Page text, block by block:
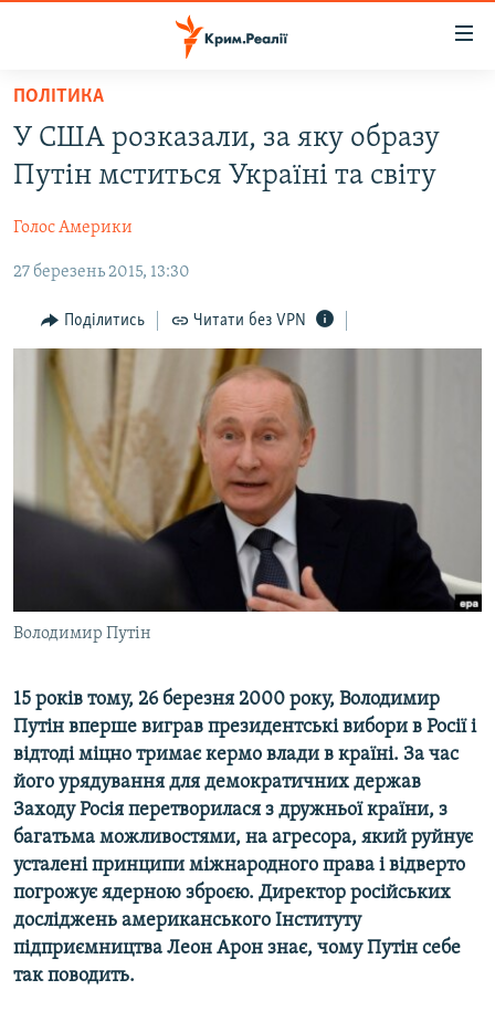
Перейти
основного
матеріалу
Перейти
до
навігації
Перейти
пошуку
ВОДА.КРИМ
ВІДЕО ТА ФОТО
ПОЛІТИКА
БЛОГИ
ПОГЛЯД
ІНТЕРВ'Ю
ВСЕ ЗА ДЕНЬ
СПЕЦПРОЕКТИ
ДЕПОРТАЦІЯ
ВІДЕОУРОКИ «ELIFBE»
ІНФОГРАФІКА
ЯК ОБІЙТИ БЛОКУВАННЯ
Русский
ДОЛУЧАЙСЯ!
Усі сайти RFE/RL
ПОЛІТИКА
У США розказали, за яку образу
Путін мститься Україні та світу
Голос Америки
27 березень 2015, 13:30
Поділитись Читати без VPN
Володимир Путін
15 років тому, 26 березня 2000 року, Володимир
Путін вперше виграв президентські вибори в Росії і
відтоді міцно тримає кермо влади в країні. За час
його урядування для демократичних держав
Заходу Росія перетворилася з дружньої країни, з
багатьма можливостями, на агресора, який руйнує
усталені принципи міжнародного права і відверто
погрожує ядерною зброєю. Директор російських
досліджень американського Інституту
підприємництва Леон Арон знає, чому Путін себе
так поводить.